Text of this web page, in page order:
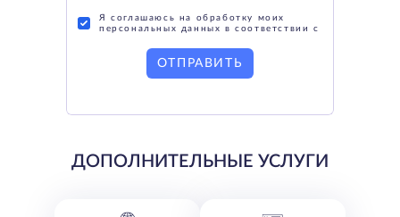
Я соглашаюсь на обработку моих
персональных данных в соответствии с
ОТПРАВИТЬ
ДОПОЛНИТЕЛЬНЫЕ УСЛУГИ